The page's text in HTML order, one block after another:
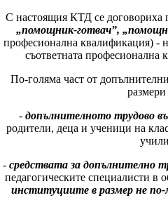
С настоящия КТД се договориха
„помощник-готвач”,
професионална квалификация) -
съответната професионална
По-голяма част от
- допълнителното трудово
родители, деца и ученици на
- средствата за допълнително
педагогическите специалисти в
институциите в размер не